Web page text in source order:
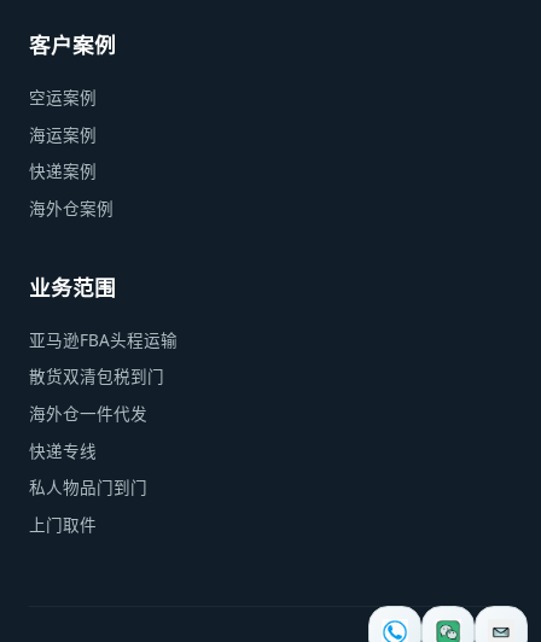
客户案例
空运案例
海运案例
快递案例
海外仓案例
业务范围
亚马逊FBA头程运输
散货双清包税到门
海外仓一件代发
快递专线
私人物品门到门
上门取件